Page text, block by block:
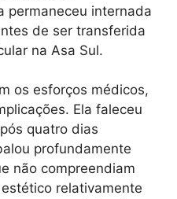
permaneceu internada
de ser transferida
na Asa Sul.
os esforços médicos,
Ela faleceu
quatro dias
profundamente
não compreendiam
relativamente